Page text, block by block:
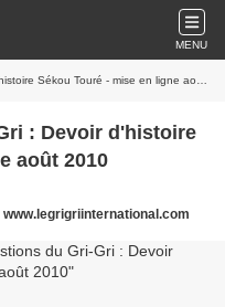
MENU
Sékou Touré - mise en ligne août 2010
: Devoir d'histoire
août 2010